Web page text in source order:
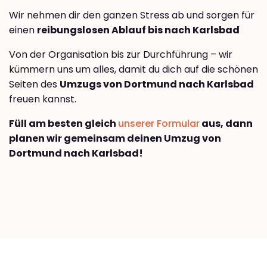
Wir nehmen dir den ganzen Stress ab und sorgen für
einen reibungslosen Ablauf bis nach Karlsbad
Von der Organisation bis zur Durchführung – wir
kümmern uns um alles, damit du dich auf die schönen
Seiten des Umzugs von Dortmund nach Karlsbad
freuen kannst.
Füll am besten gleich unserer Formularaus, dann
planen wir gemeinsam deinen Umzug von
Dortmund nach Karlsbad!